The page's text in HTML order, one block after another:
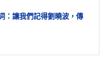
：讓我們記得劉曉波，傳